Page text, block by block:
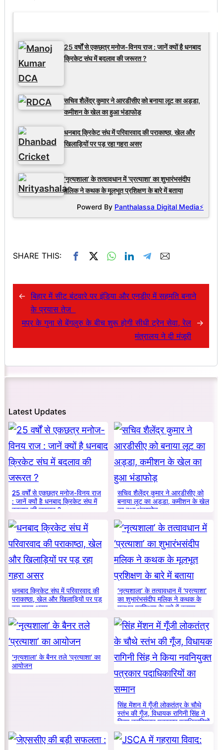
25 वर्षों से एकछत्र मनोज-विनय राज : जानें क्यों है धनबाद
क्रिकेट संघ में बदलाव की जरूरत ?
सचिव शैलेंद्र कुमार ने आरडीसीए को बनाया लूट का अड्डा,
कमीशन के खेल का हुआ भंडाफोड़
धनबाद क्रिकेट संघ में परिवारवाद की पराकाष्ठा, खेल और
खिलाड़ियों पर पड़ रहा गहरा असर
‘नृत्यशाला’ के तत्वावधान में ‘प्रत्याशा’ का शुभारंभसंदीप
मलिक ने कथक के मूलभूत प्रशिक्षण के बारे में बताया
Powerd By Panthalassa Digital Media⚡
SHARE THIS:
← बिहार में सीट बंटवारे पर इंडिया और एनडीए में सहमति बनाने
के प्रयास तेज
मप्र के गुना से बेंगलुरु के बीच शुरू होगी सीधी ट्रेन सेवा, रेल
मंत्रालय ने दी मंजूरी
→
Latest Updates
25 वर्षों से एकछत्र मनोज-विनय राज
: जानें क्यों है धनबाद क्रिकेट संघ में
बदलाव की जरूरत ?
सचिव शैलेंद्र कुमार ने आरडीसीए को
बनाया लूट का अड्डा, कमीशन के खेल
का हुआ भंडाफोड़
धनबाद क्रिकेट संघ में परिवारवाद की
पराकाष्ठा, खेल और खिलाड़ियों पर पड़
रहा गहरा असर
‘नृत्यशाला’ के तत्वावधान में ‘प्रत्याशा’
का शुभारंभसंदीप मलिक ने कथक के
मूलभूत प्रशिक्षण के बारे में बताया
‘नृत्यशाला’ के बैनर तले ‘प्रत्याशा’ का
आयोजन
सिंह मेंशन में गूँजी लोकतंत्र के चौथे
स्तंभ की गूँज, विधायक रागिनी सिंह ने
किया नवनियुक्त पत्रकार पदाधिकारियों
का सम्मान